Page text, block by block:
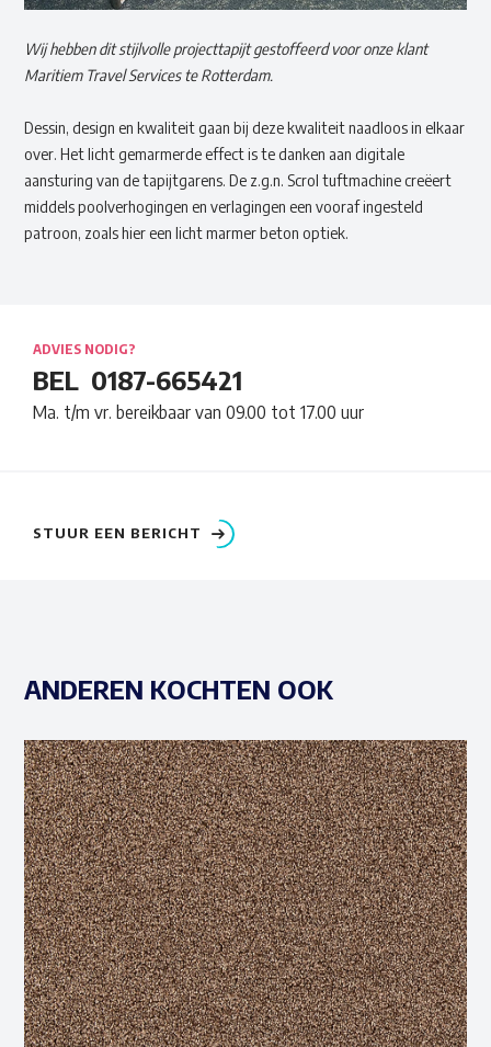
Wij hebben dit stijlvolle projecttapijt gestoffeerd voor onze klant
Maritiem Travel Services te Rotterdam.
Dessin, design en kwaliteit gaan bij deze kwaliteit naadloos in elkaar
over. Het licht gemarmerde effect is te danken aan digitale
aansturing van de tapijtgarens. De z.g.n. Scrol tuftmachine creëert
middels poolverhogingen en verlagingen een vooraf ingesteld
patroon, zoals hier een licht marmer beton optiek.
ADVIES NODIG?
BEL 0187-665421
Ma. t/m vr. bereikbaar van 09.00 tot 17.00 uur
STUUR EEN BERICHT
ANDEREN KOCHTEN OOK